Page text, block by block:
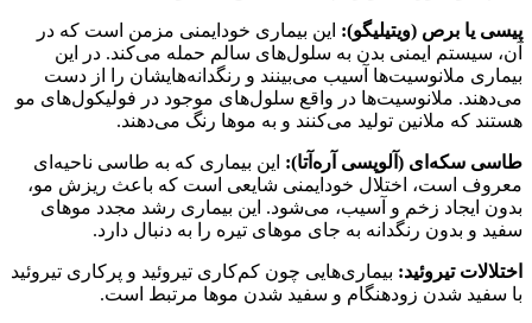
پیسی یا برص (ویتیلیگو‌): این بیماری خودایمنی مزمن است که در
آن، سیستم ایمنی بدن به سلول‌های سالم حمله می‌کند. در این
بیماری ملانوسیت‌ها آسیب می‌بینند و رنگدانه‌هایشان را از دست
می‌دهند. ملانوسیت‌ها در واقع سلول‌های موجود در فولیکول‌های مو
هستند که ملانین تولید می‌کنند و به موها رنگ می‌دهند.
طاسی سکه‌ای (آلوپسی آره‌آتا‌): این بیماری که به طاسی ناحیه‌ای
معروف است، اختلال خودایمنی شایعی است که باعث ریزش مو،
بدون ایجاد زخم و آسیب، می‌شود. این بیماری رشد مجدد موهای
سفید و بدون رنگدانه به جای موهای تیره را به دنبال دارد.
اختلالات تیروئید‌: بیماری‌هایی چون کم‌کاری تیروئید و پرکاری تیروئید
با سفید شدن زودهنگام و سفید شدن موها مرتبط است.